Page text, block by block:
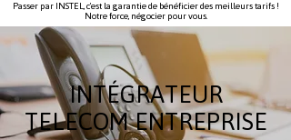
Passer par INSTEL, c'est la garantie de bénéficier des meilleurs tarifs !
Notre force, négocier pour vous.
INTÉGRATEUR
TELECOM ENTREPRISE